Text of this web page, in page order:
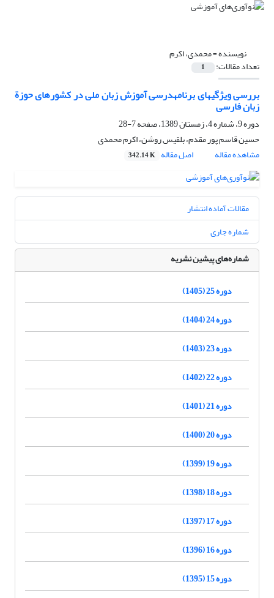
نویسنده =محمدی، اکرم
تعداد مقالات: 1
بررسی ویژگیهای برنامهدرسی آموزش زبان ملی در کشورهای حوزة
زبان فارسی
دوره 9، شماره 4، زمستان 1389، صفحه
7-28
حسین قاسم پور مقدم، بلقیس روشن، اکرم محمدی
مشاهده مقاله
اصل مقاله 342.14 K
مقالات آماده انتشار
شماره جاری
شماره‌های پیشین نشریه
دوره 25 (1405)
دوره 24 (1404)
دوره 23 (1403)
دوره 22 (1402)
دوره 21 (1401)
دوره 20 (1400)
دوره 19 (1399)
دوره 18 (1398)
دوره 17 (1397)
دوره 16 (1396)
دوره 15 (1395)